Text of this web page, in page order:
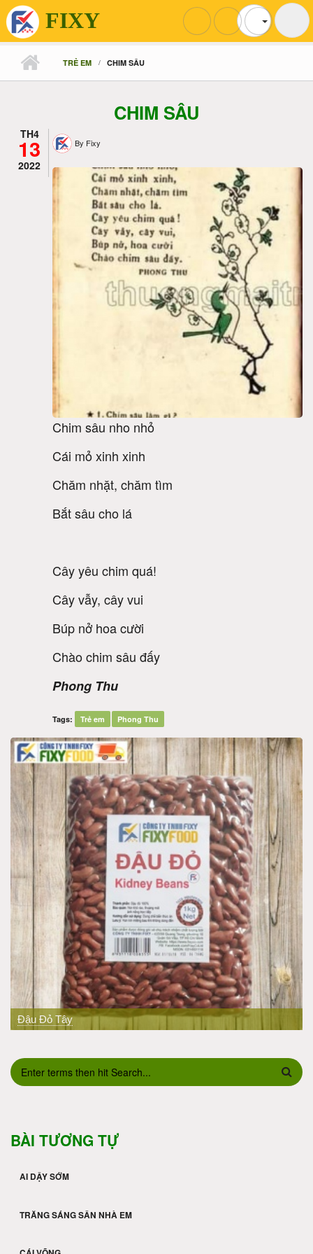
Nhảy đến nội dung
FIXY
TRẺ EM CHIM SÂU
CHIM SÂU
TH4
13
2022
By Fixy
PREV
Chim sâu nho nhỏ
Cái mỏ xinh xinh
Chăm nhặt, chăm tìm
Bắt sâu cho lá
Cây yêu chim quá!
Cây vẫy, cây vui
Búp nở hoa cười
Chào chim sâu đấy
Phong Thu
Tags: Trẻ em Phong Thu
Đậu Đỏ Tây
PREV
BIỂU MẪU TÌM KIẾM
BÀI TƯƠNG TỰ
AI DẬY SỚM
TRĂNG SÁNG SÂN NHÀ EM